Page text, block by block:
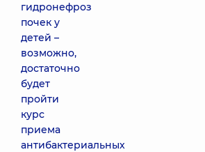
гидронефроз
почек у
детей –
возможно,
достаточно
будет
пройти
курс
приема
антибактериальных